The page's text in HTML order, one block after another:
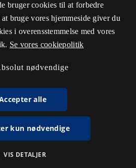
bruger cookies til at forbedre
bruge vores hjemmeside giver du
i overensstemmelse med vores
Se vores cookiepolitik
nødvendige
alle
kun nødvendige
VIS DETALJER